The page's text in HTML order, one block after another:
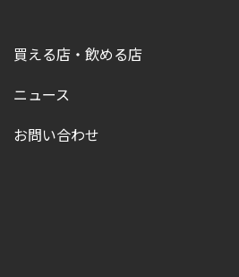
買える店・飲める店
ニュース
お問い合わせ